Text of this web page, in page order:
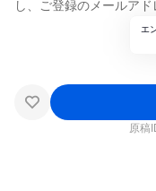
し、ご登録のメールア
エ
原稿